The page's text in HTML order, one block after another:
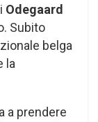
Odegaard
Subito
belga
la
a prendere